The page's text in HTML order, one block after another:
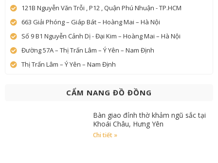
121B Nguyễn Văn Trỗi , P12 , Quận Phú Nhuận - TP.HCM
663 Giải Phóng – Giáp Bát – Hoàng Mai – Hà Nội
Số 9 B1 Nguyễn Cảnh Dị - Đại Kim – Hoàng Mai – Hà Nội
Đường 57A – Thị Trấn Lâm – Ý Yên – Nam Định
Thị Trấn Lâm – Ý Yên – Nam Định
CẨM NANG ĐỒ ĐỒNG
Bàn giao đỉnh thờ khảm ngũ sắc tại
Khoái Châu, Hưng Yên
Chi tiết »